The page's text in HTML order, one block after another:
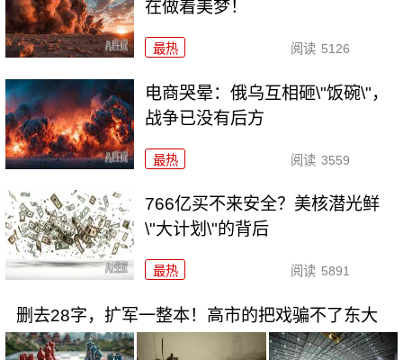
在做着美梦！
最热 阅读 5126
电商哭晕：俄乌互相砸\"饭碗\"，
战争已没有后方
最热 阅读 3559
766亿买不来安全？美核潜光鲜
\"大计划\"的背后
最热 阅读 5891
删去28字，扩军一整本！高市的把戏骗不了东大